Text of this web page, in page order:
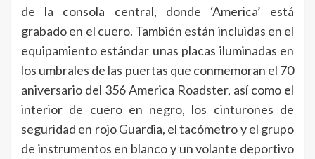
de la consola central, donde ‘America’ está
grabado en el cuero. También están incluidas en el
equipamiento estándar unas placas iluminadas en
los umbrales de las puertas que conmemoran el 70
aniversario del 356 America Roadster, así como el
interior de cuero en negro, los cinturones de
seguridad en rojo Guardia, el tacómetro y el grupo
de instrumentos en blanco y un volante deportivo